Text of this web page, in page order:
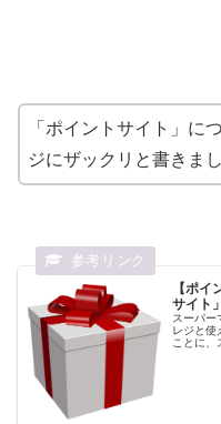
「ポイントサイト」に
ジにザックリと書きまし
【ポ
サイト
スーパー
レジと使
ことに、